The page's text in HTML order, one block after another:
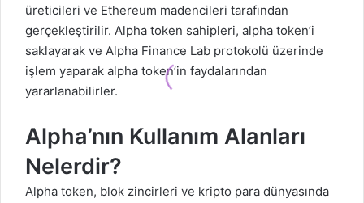
üreticileri ve Ethereum madencileri tarafından
gerçekleştirilir. Alpha token sahipleri, alpha token’i
saklayarak ve Alpha Finance Lab protokolü üzerinde
işlem yaparak alpha token’in faydalarından
yararlanabilirler.
Alpha’nın Kullanım Alanları
Nelerdir?
Alpha token, blok zincirleri ve kripto para dünyasında